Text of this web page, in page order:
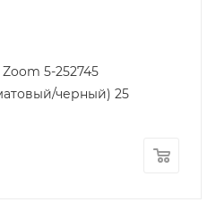
5-252745
черный) 25